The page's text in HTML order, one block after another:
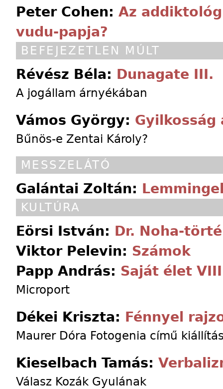
Peter Cohen: Az
vudu-papja?
BEFEJEZETLEN MÚLT
Révész Béla: Dunagate III.
A jogállam árnyékában
Vámos György: Gyilkosság
Bűnös-e Zentai Károly?
MESSZELÁTÓ
Galántai Zoltán:
KULTÚRA
Eörsi István: Dr. Noha-
Viktor Pelevin: Számok
Papp András: Saját élet
Microport
Dékei Kriszta: Fénnyel
Maurer Dóra Fotogenia című
Kieselbach Tamás:
Válasz Kozák Gyulának